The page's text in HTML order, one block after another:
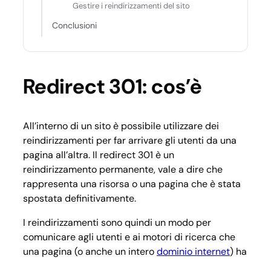
Gestire i reindirizzamenti del sito
Conclusioni
Redirect 301: cos’è
All’interno di un sito è possibile utilizzare dei
reindirizzamenti per far arrivare gli utenti da una
pagina all’altra. Il redirect 301 è un
reindirizzamento permanente, vale a dire che
rappresenta una risorsa o una pagina che è stata
spostata definitivamente.
I reindirizzamenti sono quindi un modo per
comunicare agli utenti e ai motori di ricerca che
una pagina (o anche un interodominio internet) ha